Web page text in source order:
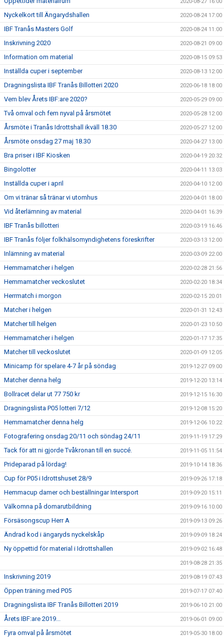
Nyckelkort till Ängarydshallen 2020-08-24 17:00
IBF Tranås Masters Golf 2020-08-24 11:00
Inskrivning 2020 2020-08-21 09:00
Information om material 2020-08-15 09:53
Inställda cuper i september 2020-08-13 12:00
Dragningslista IBF Tranås Billotteri 2020 2020-06-18 18:00
Vem blev Årets IBF:are 2020? 2020-05-29 09:00
Två omval och fem nyval på årsmötet 2020-05-28 12:00
Årsmöte i Tranås Idrottshall ikväll 18.30 2020-05-27 12:00
Årsmöte onsdag 27 maj 18.30 2020-04-27 13:00
Bra priser i IBF Kiosken 2020-04-19 20:32
Bingolotter 2020-04-11 13:03
Inställda cuper i april 2020-04-10 12:00
Om vi tränar så tränar vi utomhus 2020-04-01 18:00
Vid återlämning av material 2020-04-01 16:39
IBF Tranås billotteri 2020-03-19 16:46
IBF Tranås följer folkhälsomyndighetens föreskrifter 2020-03-13 12:00
Inlämning av material 2020-03-09 22:00
Hemmamatcher i helgen 2020-02-28 21:56
Hemmamatcher veckoslutet 2020-02-20 18:34
Herrmatch i morgon 2020-02-15 20:01
Matcher i helgen 2020-01-31 12:43
Matcher till helgen 2020-01-23 10:50
Hemmamatcher i helgen 2020-01-17 17:35
Matcher till veckoslutet 2020-01-09 12:05
Minicamp för spelare 4-7 år på söndag 2019-12-27 09:00
Matcher denna helg 2019-12-20 13:14
Bollracet delar ut 77 750 kr 2019-12-15 16:30
Dragningslista P05 lotteri 7/12 2019-12-08 15:20
Hemmamatcher denna helg 2019-12-06 10:22
Fotografering onsdag 20/11 och söndag 24/11 2019-11-19 17:29
Tack för att ni gjorde Tvåkronan till en succé. 2019-11-05 11:54
Prideparad på lördag! 2019-10-14 18:36
Cup för P05 i Idrottshuset 28/9 2019-09-26 17:18
Hemmacup damer och beställningar Intersport 2019-09-20 15:11
Välkomna på domarutbildning 2019-09-16 10:00
Försäsongscup Herr A 2019-09-13 09:26
Ändrad kod i ängaryds nyckelskåp 2019-09-09 18:24
Ny öppettid för material i Idrottshallen 2019-09-02 16:48
2019-08-28 21:35
Inskrivning 2019 2019-08-19 07:43
Öppen träning med P05 2019-07-17 07:40
Dragningslista IBF Tranås Billotteri 2019 2019-06-10 21:00
Årets IBF:are 2019... 2019-06-01 09:00
Fyra omval på årsmötet 2019-05-30 18:00